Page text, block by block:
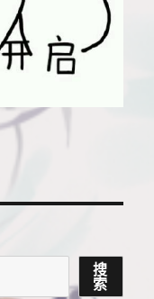
搜
索